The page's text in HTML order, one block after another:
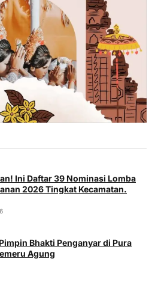
Ini Daftar 39 Nominasi Lomba
2026 Tingkat Kecamatan.
Bhakti Penganyar di Pura
Agung